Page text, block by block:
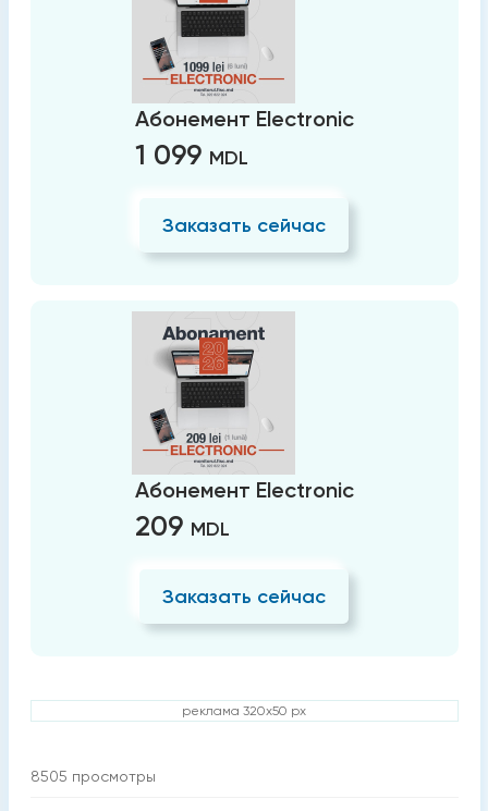
Абонемент Electronic
1 099 MDL
Заказать сейчас
Абонемент Electronic
209 MDL
Заказать сейчас
реклама 320x50 px
8505 просмотры